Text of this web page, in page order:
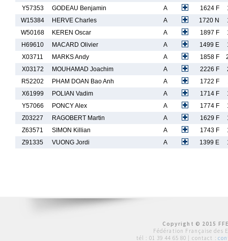
Y57353
GODEAU Benjamin A 1624 F
W15384
HERVE Charles A 1720 N
W50168
KEREN Oscar A 1897 F
H69610
MACARD Olivier A 1499 E
X03711
MARKS Andy A 1858 F
X03172
MOUHAMAD Joachim A 2226 F
R52202
PHAM DOAN Bao Anh A 1722 F
X61999
POLIAN Vadim A 1714 F
Y57066
PONCY Alex A 1774 F
Z03227
RAGOBERT Martin A 1629 F
Z63571
SIMON Killian A 1743 F
Z91335
VUONG Jordi A 1399 E
Copyright © 2015
Fédération Française des
tél : 01 39 44 65 80 | contact :